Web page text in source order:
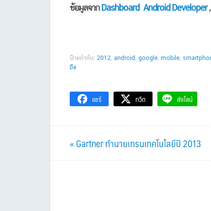
ข้อมูลจากDashboard Android Developer,
ป้ายกำกับ: 2012, android , google, mobile,
ถือ
แชร์ ทวีต ส่งไลน์
Previous
Post:
« Gartner ทำนายเทรนเทคโนโลยีปี 2013